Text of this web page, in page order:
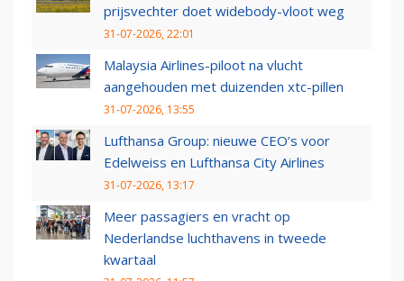
prijsvechter doet widebody-vloot weg
31-07-2026, 22:01
Malaysia Airlines-piloot na vlucht
aangehouden met duizenden xtc-pillen
31-07-2026, 13:55
Lufthansa Group: nieuwe CEO’s voor
Edelweiss en Lufthansa City Airlines
31-07-2026, 13:17
Meer passagiers en vracht op
Nederlandse luchthavens in tweede
kwartaal